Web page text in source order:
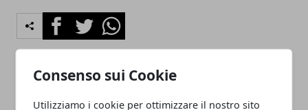
Consenso sui Cookie
Utilizziamo i cookie per ottimizzare il nostro sito
FacebookTwitterWhatsapp